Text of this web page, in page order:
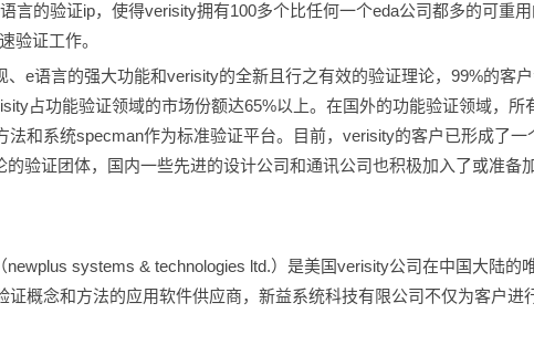
言的验证ip，使得verisity拥有100多个比任何一个eda公司都多的可重用
验证工作。
语言的强大功能和verisity的全新且行之有效的验证理论，99%的客
占功能验证领域的市场份额达65%以上。在国外的功能验证领域，所
法和系统specman作为标准验证平台。目前，verisity的客户已形成了一
的验证团体，国内一些先进的设计公司和通讯公司也积极加入了或准备
systems & technologies ltd.）是美国verisity公司在中国大陆的
证概念和方法的应用软件供应商，新益系统科技有限公司不仅为客户进